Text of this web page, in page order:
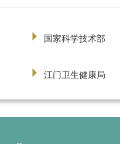
国家科学技术部
江门卫生健康局